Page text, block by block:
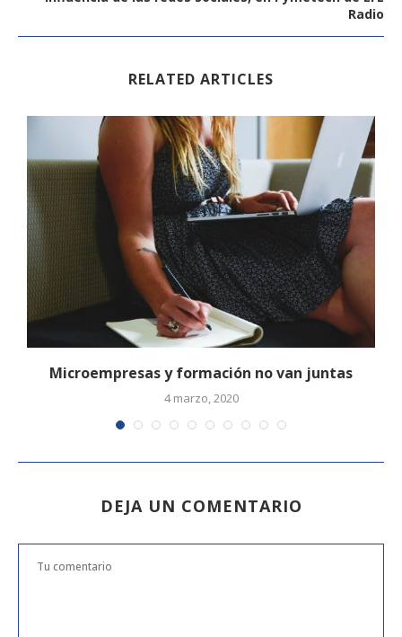
Radio
RELATED ARTICLES
Microempresas y formación no van juntas
4 marzo, 2020
DEJA UN COMENTARIO